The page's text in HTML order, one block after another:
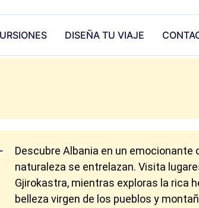
DISEÑA TU VIAJE
Descubre Albania en un emocionante
naturaleza se entrelazan. Visita
Gjirokastra, mientras exploras la rica
belleza virgen de los pueblos y